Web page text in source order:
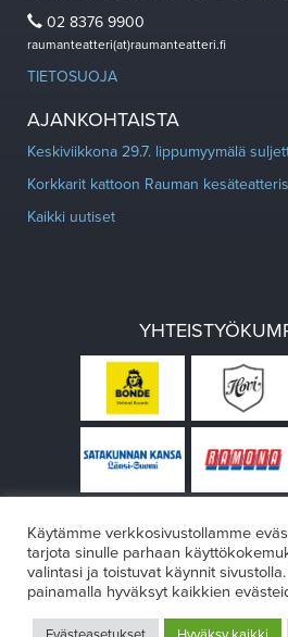
02 8376 9900
raumanteatteri(at)raumanteatteri.fi
TIETOSUOJA
AJANKOHTAISTA
Keskiviikkona 29.7. lippumyymälä
Korkkarit kattoon Rauman
Kaikki uutiset
Käytämme verkkosivustollamme
tarjota sinulle parhaan
valintasi ja toistuvat käynnit
painamalla hyväksyt kaikkien